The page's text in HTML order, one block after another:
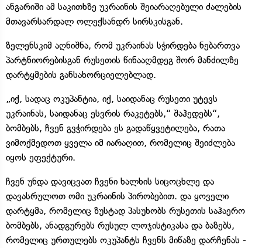
ანგარიში ამ საკითხზე უკრაინის შეიარაღებული ძალების
მთავარსარდალ ოლექსანდრ სირსკისგან.
ზელენსკიმ აღნიშნა, რომ უკრაინას სჭირდება ნებართვა
პარტნიორებისგან რუსეთის წინააღმდეგ შორ მანძილზე
დარტყმების განსახორციელებლად.
„იქ, სადაც ოკუპანტია, იქ, საიდანაც რუსეთი უტევს
უკრაინას, საიდანაც ესვრის რაკეტებს,“ შაჰედებს“,
ბომბებს, ჩვენ გვჭირდება ეს გადაწყვეტილება, რათა
ვიმოქმედოთ ყველა იმ იარაღით, რომელიც შეიძლება
იყოს ეფექტური.
ჩვენ უნდა დავიცვათ ჩვენი ხალხის სიცოცხლე და
დავასრულოთ ომი უკრაინის პირობებით. და ყოველი
დარტყმა, რომელიც ზუსტად პასუხობს რუსეთის საჰაერო
ბომბებს, ანადგურებს რუსულ ლოჯისტიკასა და ბაზებს,
რომელიც ურთულებს ოკუპანტს ჩვენს მიწაზე დარჩენას -